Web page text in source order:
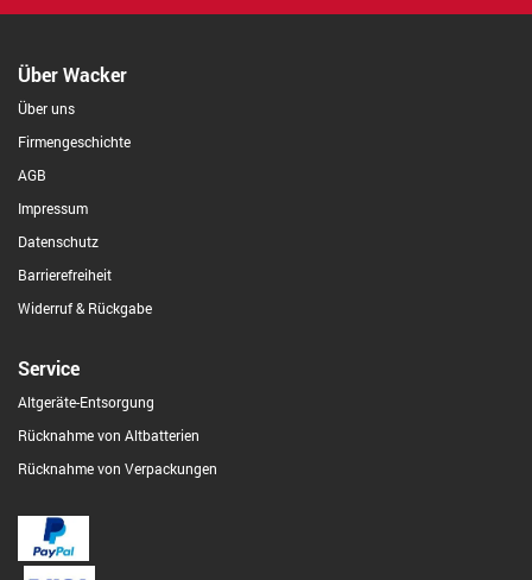
Über Wacker
Über uns
Firmengeschichte
AGB
Impressum
Datenschutz
Barrierefreiheit
Widerruf & Rückgabe
Service
Altgeräte-Entsorgung
Rücknahme von Altbatterien
Rücknahme von Verpackungen